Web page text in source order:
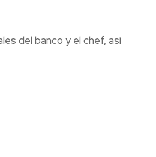
del banco y el chef, así